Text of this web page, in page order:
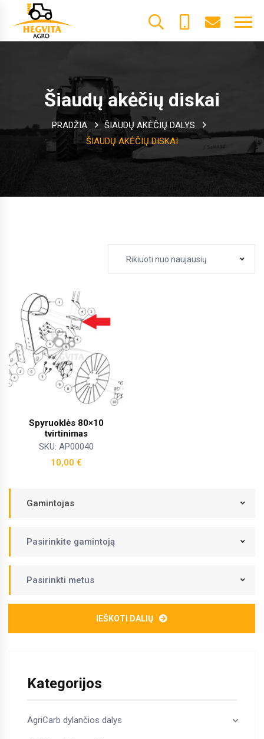
+370
Šiaudų akėčių diskai
PRADŽIA
ŠIAUDŲ AKĖČIŲ DALYS
ŠIAUDŲ AKĖČIŲ DISKAI
Gamintojas
Pasirinkite gamintoją
Pasirinkti metus
IEŠKOTI DALIŲ
Kategorijos
AgriCarb dylančios dalys
Rikiuoti nuo naujausių
Spyruoklės 80×10
tvirtinimas
SKU: AP00040
10,00 €